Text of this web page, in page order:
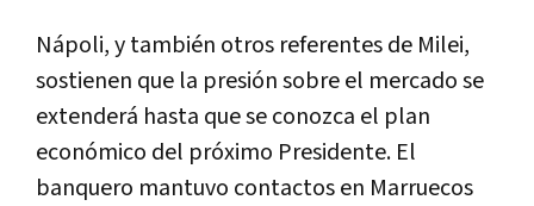
Nápoli, y también otros referentes de Milei,
sostienen que la presión sobre el mercado se
extenderá hasta que se conozca el plan
económico del próximo Presidente. El
banquero mantuvo contactos en Marruecos